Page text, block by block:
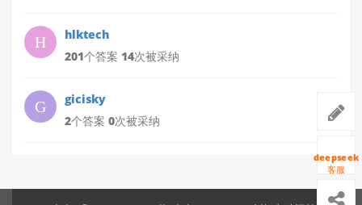
hlktech
201个答案 14次被采纳
gicisky
2个答案 0次被采纳
deepseek
客服